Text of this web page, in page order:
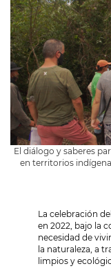
El diálogo y saberes
en territorios
La celebración
en 2022, bajo la
necesidad de
la naturaleza, a
limpios y